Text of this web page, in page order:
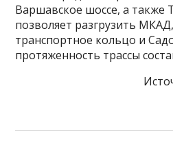
Варшавское шоссе, а
позволяет разгрузить
транспортное кольцо и
протяженность трассы